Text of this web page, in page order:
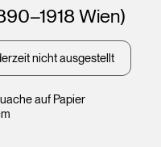
auf Papier
Wien)
nicht ausgestellt